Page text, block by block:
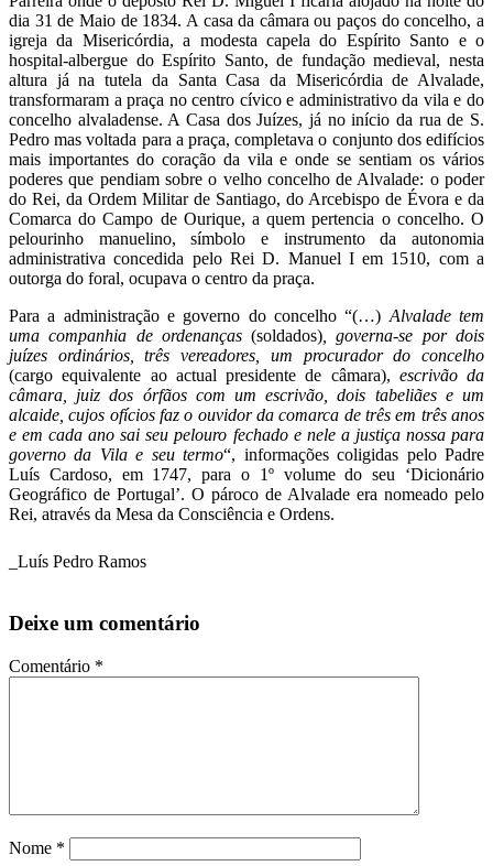
dia 31 de Maio de 1834. A casa da câmara ou paços do concelho, a
igreja da Misericórdia, a modesta capela do Espírito Santo e o
hospital-albergue do Espírito Santo, de fundação medieval, nesta
altura já na tutela da Santa Casa da Misericórdia de Alvalade,
transformaram a praça no centro cívico e administrativo da vila e do
concelho alvaladense. A Casa dos Juízes, já no início da rua de S.
Pedro mas voltada para a praça, completava o conjunto dos edifícios
mais importantes do coração da vila e onde se sentiam os vários
poderes que pendiam sobre o velho concelho de Alvalade: o poder
do Rei, da Ordem Militar de Santiago, do Arcebispo de Évora e da
Comarca do Campo de Ourique, a quem pertencia o concelho. O
pelourinho manuelino, símbolo e instrumento da autonomia
administrativa concedida pelo Rei D. Manuel I em 1510, com a
outorga do foral, ocupava o centro da praça.
Para a administração e governo do concelho “(…) Alvalade tem
uma companhia de ordenanças(soldados) , governa-se por dois
juízes ordinários, três vereadores, um procurador do concelho
(cargo equivalente ao actual presidente de câmara), escrivão da
câmara, juiz dos órfãos com um escrivão, dois tabeliães e um
alcaide, cujos ofícios faz o ouvidor da comarca de três em três anos
e em cada ano sai seu pelouro fechado e nele a justiça nossa para
governo da Vila e seu termo“, informações coligidas pelo Padre
Luís Cardoso, em 1747, para o 1º volume do seu ‘Dicionário
Geográfico de Portugal’. O pároco de Alvalade era nomeado pelo
Rei, através da Mesa da Consciência e Ordens.
_Luís Pedro Ramos
Deixe um comentário
Comentário *
Nome *